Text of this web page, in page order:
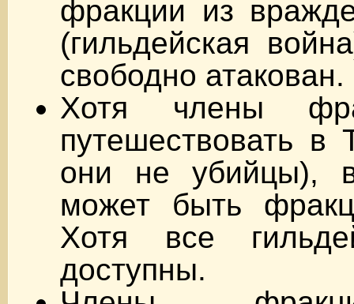
фракции из
(гильдейская
свободно атакован.
Хотя члены
путешествовать в
они не убийцы),
может быть
Хотя все
доступны.